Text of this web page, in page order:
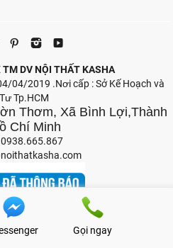
DV NỘI THẤT KASHA
04/2019 .Nơi cấp : Sở Kế Hoạch và
Tp.HCM
Thơm, Xã Bình Lợi,Thành
Chí Minh
Nội Thất Kasha
Gọi ngay